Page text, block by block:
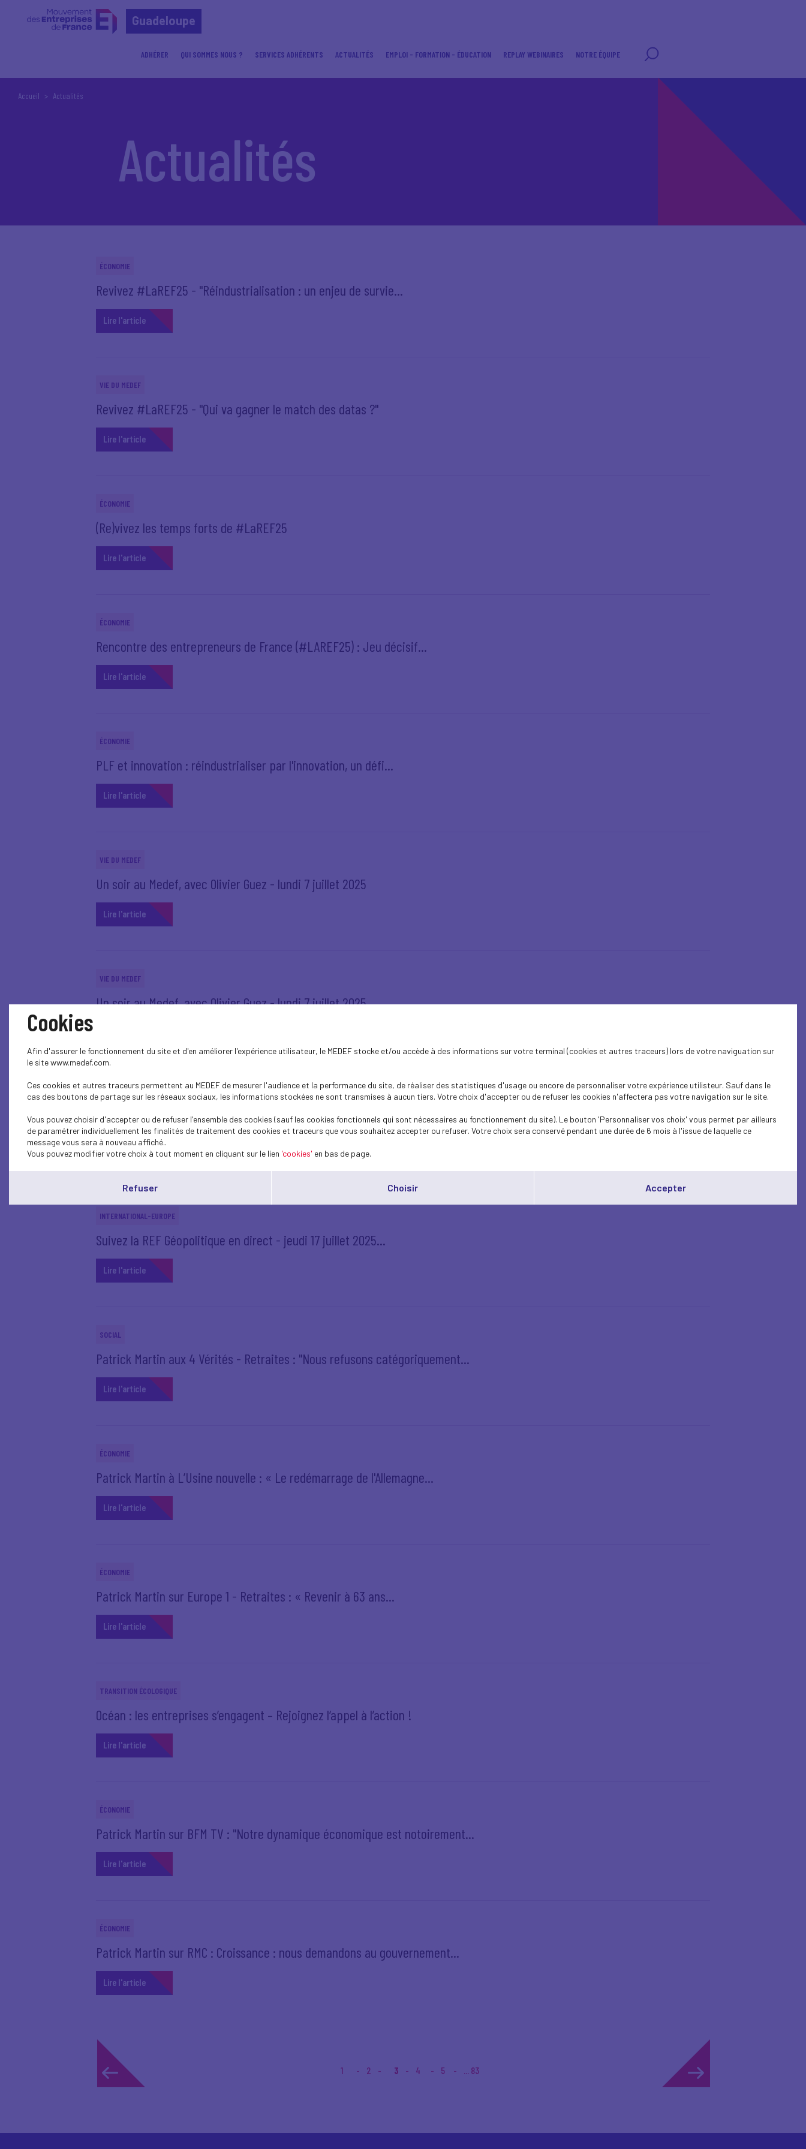
Guadeloupe
ADHÉRER QUI SOMMES NOUS ? SERVICES ADHÉRENTS ACTUALITÉS EMPLOI - FORMATION - ÉDUCATION REPLAY WEBINAIRES NOTRE ÉQUIPE
Accueil Actualités
Actualités
ÉCONOMIE
Revivez #LaREF25 - "Réindustrialisation : un enjeu de survie...
Lire l'article
VIE DU MEDEF
Revivez #LaREF25 - "Qui va gagner le match des datas ?"
Lire l'article
ÉCONOMIE
(Re)vivez les temps forts de #LaREF25
Lire l'article
ÉCONOMIE
Rencontre des entrepreneurs de France (#LAREF25) : Jeu décisif...
Lire l'article
ÉCONOMIE
PLF et innovation : réindustrialiser par l'innovation, un défi...
Lire l'article
VIE DU MEDEF
Un soir au Medef, avec Olivier Guez - lundi 7 juillet 2025
Lire l'article
VIE DU MEDEF
Un soir au Medef, avec Olivier Guez - lundi 7 juillet 2025
INTERNATIONAL-EUROPE
REF Géopolitique - Où va le monde ? - jeudi 17 juillet 2025
Lire l'article
INTERNATIONAL-EUROPE
Suivez la REF Géopolitique en direct - jeudi 17 juillet 2025...
Lire l'article
SOCIAL
Patrick Martin aux 4 Vérités - Retraites : "Nous refusons catégoriquement...
Lire l'article
ÉCONOMIE
Patrick Martin à L’Usine nouvelle : « Le redémarrage de l'Allemagne...
Lire l'article
ÉCONOMIE
Patrick Martin sur Europe 1 - Retraites : « Revenir à 63 ans...
Lire l'article
TRANSITION ÉCOLOGIQUE
Océan : les entreprises s’engagent – Rejoignez l‘appel à l’action !
Lire l'article
ÉCONOMIE
Patrick Martin sur BFM TV : "Notre dynamique économique est notoirement...
Lire l'article
ÉCONOMIE
Patrick Martin sur RMC : Croissance : nous demandons au gouvernement...
Lire l'article
1 2 3 4 5 ... 83
Cookies
Afin d'assurer le fonctionnement du site et d'en améliorer l'expérience utilisateur, le MEDEF stocke et/ou accède à des informations sur votre terminal (cookies et autres traceurs) lors de votre naviguation sur
le site www.medef.com.
Ces cookies et autres traceurs permettent au MEDEF de mesurer l'audience et la performance du site, de réaliser des statistiques d'usage ou encore de personnaliser votre expérience utilisteur. Sauf dans le
cas des boutons de partage sur les réseaux sociaux, les informations stockées ne sont transmises à aucun tiers. Votre choix d'accepter ou de refuser les cookies n'affectera pas votre navigation sur le site.
Vous pouvez choisir d'accepter ou de refuser l'ensemble des cookies (sauf les cookies fonctionnels qui sont nécessaires au fonctionnement du site). Le bouton 'Personnaliser vos choix' vous permet par ailleurs
de paramétrer individuellement les finalités de traitement des cookies et traceurs que vous souhaitez accepter ou refuser. Votre choix sera conservé pendant une durée de 6 mois à l'issue de laquelle ce
message vous sera à nouveau affiché..
Vous pouvez modifier votre choix à tout moment en cliquant sur le lien 'cookies' en bas de page.
Refuser Choisir Accepter